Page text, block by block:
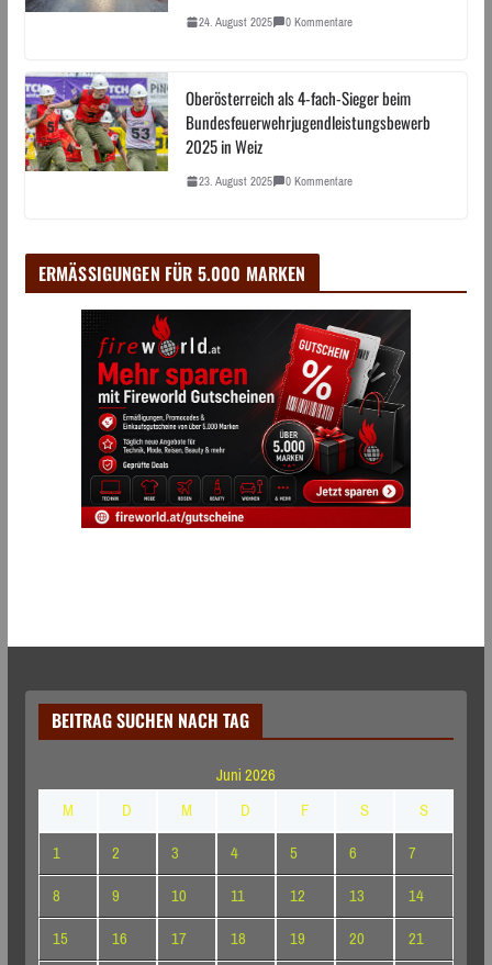
24. August 2025 0 Kommentare
Oberösterreich als 4-fach-Sieger beim
Bundesfeuerwehrjugendleistungsbewerb
2025 in Weiz
23. August 2025 0 Kommentare
ERMÄSSIGUNGEN FÜR 5.000 MARKEN
BEITRAG SUCHEN NACH TAG
Juni 2026
M
D M D F S
S
1
2 3 4 5 6
7
8
9 10 11 12 13
14
15
16 17 18 19 20
21